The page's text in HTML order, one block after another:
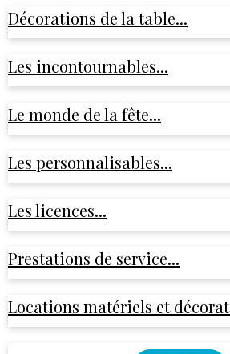
Décorations de la table...
Les incontournables...
Le monde de la fête...
Les personnalisables...
Les licences...
Prestations de service...
Locations matériels et